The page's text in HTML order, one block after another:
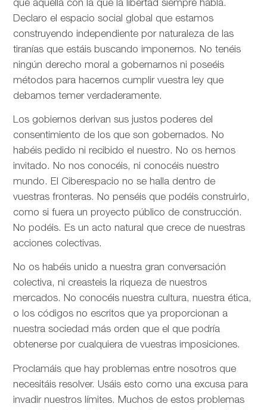
que aquélla con la que la libertad siempre habla.
Declaro el espacio social global que estamos
construyendo independiente por naturaleza de las
tiranías que estáis buscando imponernos. No tenéis
ningún derecho moral a gobernarnos ni poseéis
métodos para hacernos cumplir vuestra ley que
debamos temer verdaderamente.
Los gobiernos derivan sus justos poderes del
consentimiento de los que son gobernados. No
habéis pedido ni recibido el nuestro. No os hemos
invitado. No nos conocéis, ni conocéis nuestro
mundo. El Ciberespacio no se halla dentro de
vuestras fronteras. No penséis que podéis construirlo,
como si fuera un proyecto público de construcción.
No podéis. Es un acto natural que crece de nuestras
acciones colectivas.
No os habéis unido a nuestra gran conversación
colectiva, ni creasteis la riqueza de nuestros
mercados. No conocéis nuestra cultura, nuestra ética,
o los códigos no escritos que ya proporcionan a
nuestra sociedad más orden que el que podría
obtenerse por cualquiera de vuestras imposiciones.
Proclamáis que hay problemas entre nosotros que
necesitáis resolver. Usáis esto como una excusa para
invadir nuestros límites. Muchos de estos problemas